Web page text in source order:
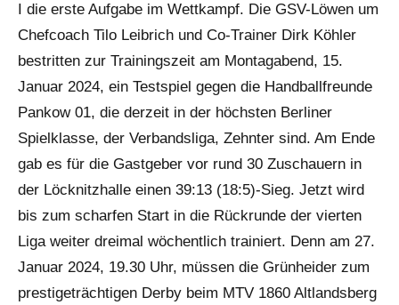
I die erste Aufgabe im Wettkampf. Die GSV-Löwen um
Chefcoach Tilo Leibrich und Co-Trainer Dirk Köhler
bestritten zur Trainingszeit am Montagabend, 15.
Januar 2024, ein Testspiel gegen die Handballfreunde
Pankow 01, die derzeit in der höchsten Berliner
Spielklasse, der Verbandsliga, Zehnter sind. Am Ende
gab es für die Gastgeber vor rund 30 Zuschauern in
der Löcknitzhalle einen 39:13 (18:5)-Sieg. Jetzt wird
bis zum scharfen Start in die Rückrunde der vierten
Liga weiter dreimal wöchentlich trainiert. Denn am 27.
Januar 2024, 19.30 Uhr, müssen die Grünheider zum
prestigeträchtigen Derby beim MTV 1860 Altlandsberg